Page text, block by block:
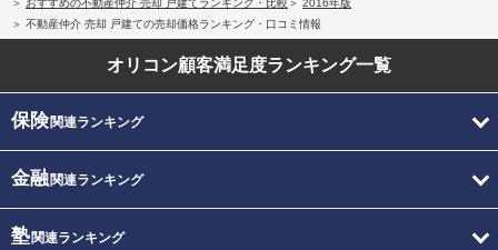
おすすめの不動産仲介 売却 戸建てランキング・比較
2016年版
不動産仲介 売却 戸建ての売却価格ランキング・口コミ情報
オリコン顧客満足度ランキング一覧
保険関連ランキング
金融関連ランキング
塾関連ランキング